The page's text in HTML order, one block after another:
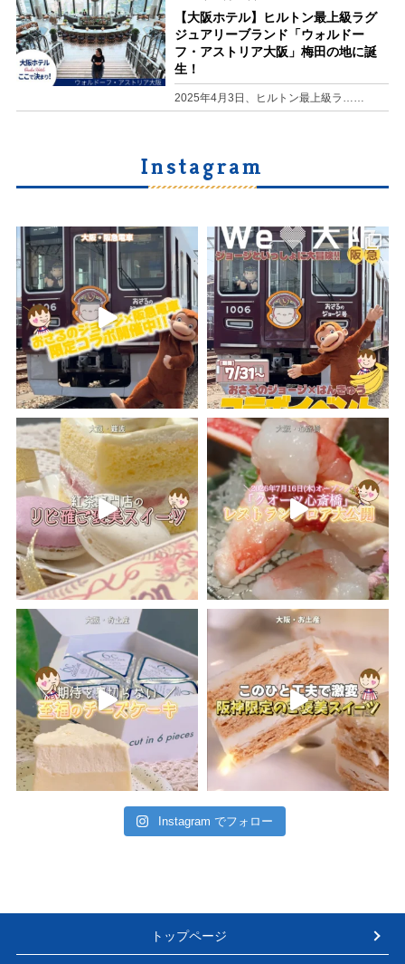
【大阪ホテル】ヒルトン最上級ラグ
ジュアリーブランド「ウォルドー
フ・アストリア大阪」梅田の地に誕
生！
2025年4月3日、ヒルトン最上級ラ……
Instagram
Instagram でフォロー
トップページ